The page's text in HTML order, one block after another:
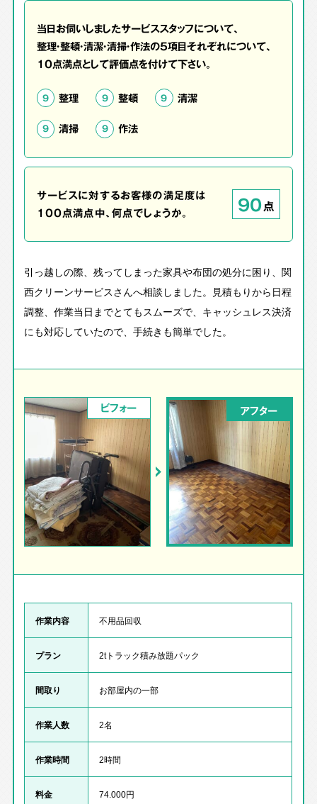
当日お伺いしましたサービススタッフについて、
整理・整頓・清潔・清掃・作法の5項目それぞれについて、
10点満点として評価点を付けて下さい。
9 整理 9 整頓 9 清潔
9 清掃 9 作法
サービスに対するお客様の満足度は
100点満点中、何点でしょうか。
90点
引っ越しの際、残ってしまった家具や布団の処分に困り、関
西クリーンサービスさんへ相談しました。見積もりから日程
調整、作業当日までとてもスムーズで、キャッシュレス決済
にも対応していたので、手続きも簡単でした。
ビフォー アフター
作業内容 不用品回収
プラン 2tトラック積み放題パック
間取り お部屋内の一部
作業人数 2名
作業時間 2時間
料金 74.000円